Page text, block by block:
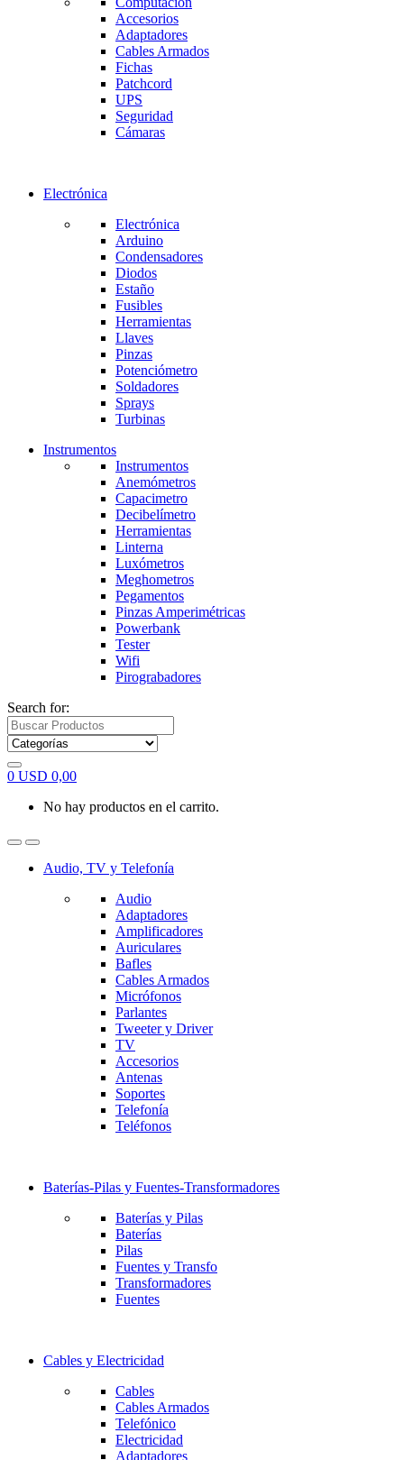
Accesorios
Adaptadores
Cables Armados
Fichas
Patchcord
UPS
Seguridad
Cámaras
Electrónica
Electrónica
Arduino
Condensadores
Diodos
Estaño
Fusibles
Herramientas
Llaves
Pinzas
Potenciómetro
Soldadores
Sprays
Turbinas
Instrumentos
Instrumentos
Anemómetros
Capacimetro
Decibelímetro
Herramientas
Linterna
Luxómetros
Meghometros
Pegamentos
Pinzas Amperimétricas
Powerbank
Tester
Wifi
Pirograbadores
Search for:
0 USD 0,00
No hay productos en el carrito.
Audio, TV y Telefonía
Audio
Adaptadores
Amplificadores
Auriculares
Bafles
Cables Armados
Micrófonos
Parlantes
Tweeter y Driver
TV
Accesorios
Antenas
Soportes
Telefonía
Teléfonos
Baterías-Pilas y Fuentes-Transformadores
Baterías y Pilas
Baterías
Pilas
Fuentes y Transfo
Transformadores
Fuentes
Cables y Electricidad
Cables
Cables Armados
Telefónico
Electricidad
Adaptadores